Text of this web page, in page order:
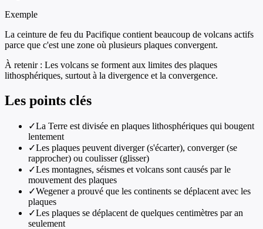
Exemple
La ceinture de feu du Pacifique contient beaucoup de volcans actifs
parce que c'est une zone où plusieurs plaques convergent.
À retenir : Les volcans se forment aux limites des plaques
lithosphériques, surtout à la divergence et la convergence.
Les points clés
✓La Terre est divisée en plaques lithosphériques qui bougent
lentement
✓Les plaques peuvent diverger (s'écarter), converger (se
rapprocher) ou coulisser (glisser)
✓Les montagnes, séismes et volcans sont causés par le
mouvement des plaques
✓Wegener a prouvé que les continents se déplacent avec les
plaques
✓Les plaques se déplacent de quelques centimètres par an
seulement